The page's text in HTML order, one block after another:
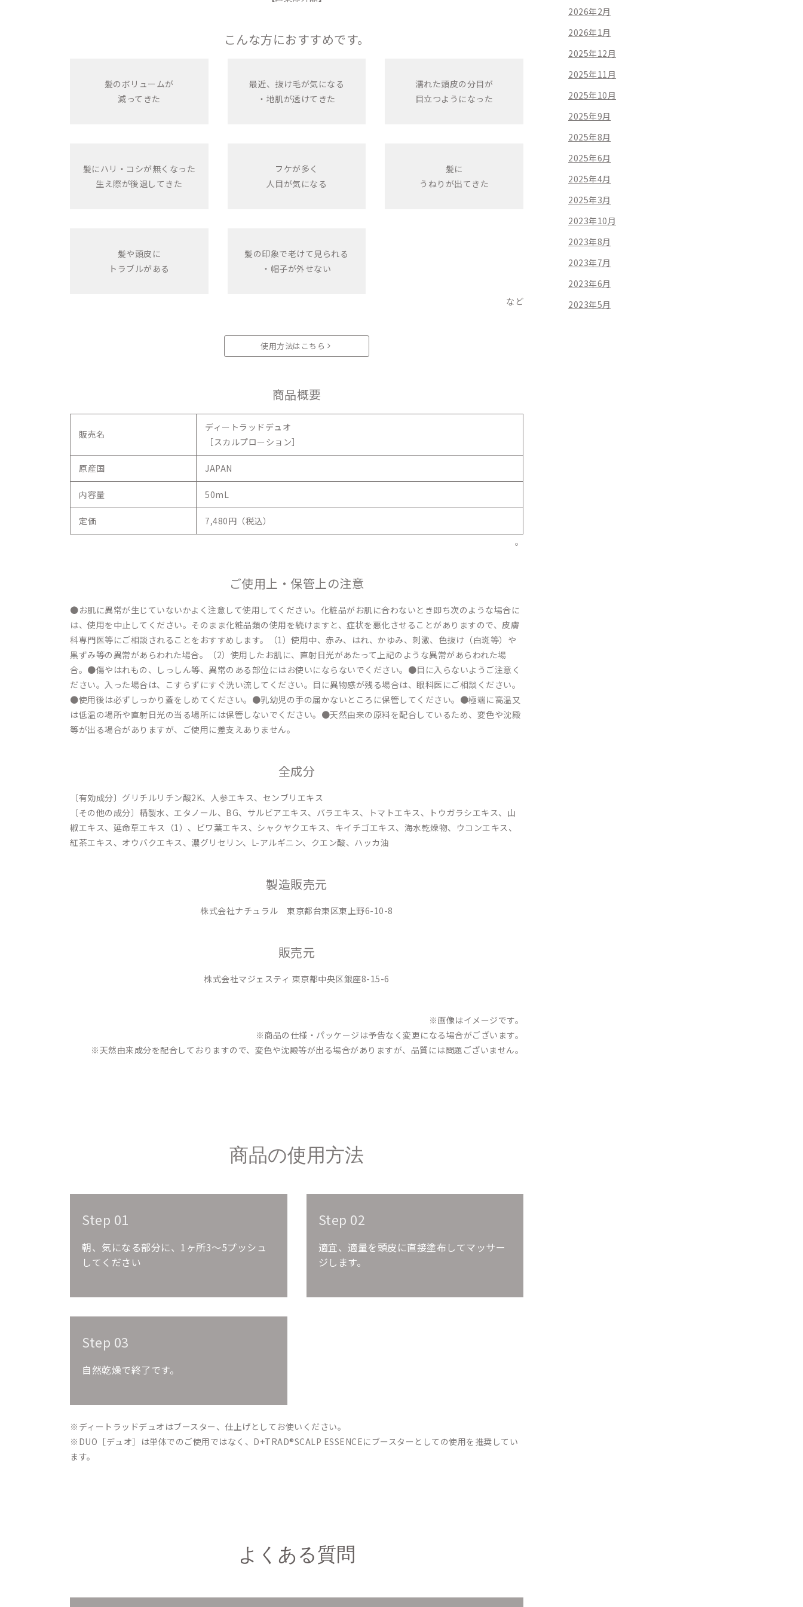
こんな方におすすめです。
髪のボリュームが
減ってきた
最近、抜け毛が気になる
・地肌が透けてきた
濡れた頭皮の分目が
目立つようになった
髪にハリ・コシが無くなった
生え際が後退してきた
フケが多く
人目が気になる
髪に
うねりが出てきた
髪や頭皮に
トラブルがある
髪の印象で老けて見られる
・帽子が外せない
など
使用方法はこちら
商品概要
販売名
ディートラッドデュオ
［スカルプローション］
原産国 JAPAN
内容量 50mL
定価
7,480円（税込）
。
ご使用上・保管上の注意
●お肌に異常が生じていないかよく注意して使用してください。化粧品がお肌に合わないとき即ち次のような場合に
は、使用を中止してください。そのまま化粧品類の使用を続けますと、症状を悪化させることがありますので、皮膚
科専門医等にご相談されることをおすすめします。（1）使用中、赤み、はれ、かゆみ、刺激、色抜け（白斑等）や
黒ずみ等の異常があらわれた場合。（2）使用したお肌に、直射日光があたって上記のような異常があらわれた場
合。●傷やはれもの、しっしん等、異常のある部位にはお使いにならないでください。●目に入らないようご注意く
ださい。入った場合は、こすらずにすぐ洗い流してください。目に異物感が残る場合は、眼科医にご相談ください。
●使用後は必ずしっかり蓋をしめてください。●乳幼児の手の届かないところに保管してください。●極端に高温又
は低温の場所や直射日光の当る場所には保管しないでください。●天然由来の原料を配合しているため、変色や沈殿
等が出る場合がありますが、ご使用に差支えありません。
全成分
〔有効成分〕グリチルリチン酸2K、人参エキス、センブリエキス
〔その他の成分〕精製水、エタノール、BG、サルビアエキス、バラエキス、トマトエキス、トウガラシエキス、山
椒エキス、延命草エキス（1）、ビワ葉エキス、シャクヤクエキス、キイチゴエキス、海水乾燥物、ウコンエキス、
紅茶エキス、オウバクエキス、濃グリセリン、L-アルギニン、クエン酸、ハッカ油
製造販売元
株式会社ナチュラル 東京都台東区東上野6-10-8
販売元
株式会社マジェスティ 東京都中央区銀座8-15-6
※画像はイメージです。
※商品の仕様・パッケージは予告なく変更になる場合がございます。
※天然由来成分を配合しておりますので、変色や沈殿等が出る場合がありますが、品質には問題ございません。
商品の使用方法
Step 01
朝、気になる部分に、1ヶ所3～5プッシュ
してください
Step 02
適宜、適量を頭皮に直接塗布してマッサー
ジします。
Step 03
自然乾燥で終了です。
※ディートラッドデュオはブースター、仕上げとしてお使いください。
※DUO［デュオ］は単体でのご使用ではなく、D+TRAD®SCALP ESSENCEにブースターとしての使用を推奨してい
ます。
よくある質問
2026年2月
2026年1月
2025年12月
2025年11月
2025年10月
2025年9月
2025年8月
2025年6月
2025年4月
2025年3月
2023年10月
2023年8月
2023年7月
2023年6月
2023年5月